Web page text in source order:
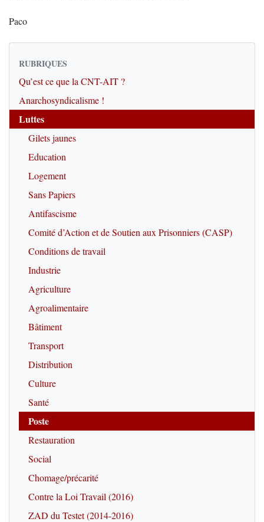
Paco
RUBRIQUES
Qu’est ce que la CNT-AIT ?
Anarchosyndicalisme !
Luttes
Gilets jaunes
Education
Logement
Sans Papiers
Antifascisme
Comité d’Action et de Soutien aux Prisonniers (CASP)
Conditions de travail
Industrie
Agriculture
Agroalimentaire
Bâtiment
Transport
Distribution
Culture
Santé
Poste
Restauration
Social
Chomage/précarité
Contre la Loi Travail (2016)
ZAD du Testet (2014-2016)